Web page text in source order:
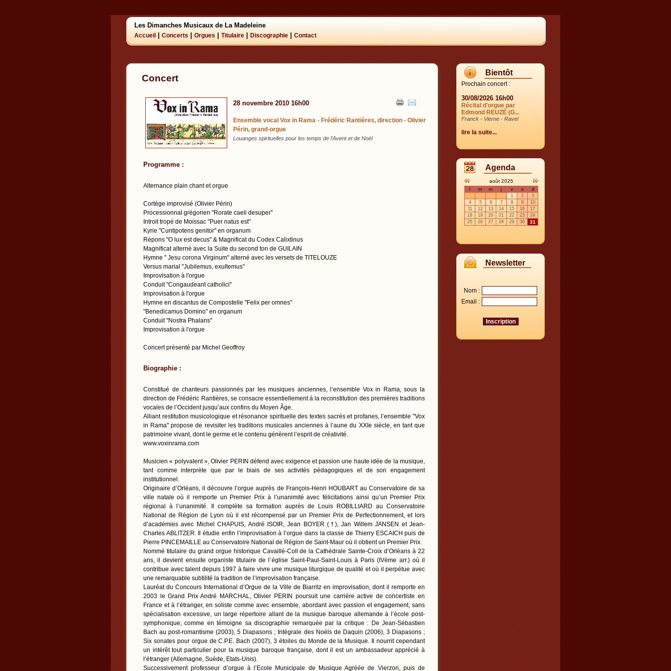
Les Dimanches Musicaux de La Madeleine
Accueil Concerts Orgues Titulaire Discographie Contact
Concert
28 novembre 2010 16h00
Ensemble vocal Vox in Rama - Frédéric Rantières, direction - Olivier
Périn, grand-orgue
Louanges spirituelles pour les temps de l'Avent et de Noël
Programme :
Alternance plain chant et orgue
Cortège improvisé (Olivier Périn)
Processionnal grégorien "Rorate caeli desuper"
Introit tropé de Moissac "Puer natus est"
Kyrie "Cuntipotens genitor" en organum
Répons "O lux est decus" & Magnificat du Codex Calixtinus
Magnificat alterné avec la Suite du second ton de GUILAIN
Hymne " Jesu corona Virginum" alterné avec les versets de TITELOUZE
Versus marial "Jubilemus, exultemus"
Improvisation à l'orgue
Conduit "Congaudeant catholici"
Improvisation à l'orgue
Hymne en discantus de Compostelle "Felix per omnes"
"Benedicamus Domino" en organum
Conduit "Nostra Phalans"
Improvisation à l'orgue
Concert présenté par Michel Geoffroy
Biographie :
Constitué de chanteurs passionnés par les musiques anciennes, l’ensemble Vox in Rama, sous la
direction de Frédéric Rantières, se consacre essentiellement à la reconstitution des premières traditions
vocales de l’Occident jusqu’aux confins du Moyen Âge.
Alliant restitution musicologique et résonance spirituelle des textes sacrés et profanes, l’ensemble "Vox
in Rama" propose de revisiter les traditions musicales anciennes à l’aune du XXIe siècle, en tant que
patrimoine vivant, dont le germe et le contenu génèrent l’esprit de créativité.
www.voxinrama.com
Musicien « polyvalent », Olivier PERIN défend avec exigence et passion une haute idée de la musique,
tant comme interprète que par le biais de ses activités pédagogiques et de son engagement
institutionnel.
Originaire d’Orléans, il découvre l’orgue auprès de François-Henri HOUBART au Conservatoire de sa
ville natale où il remporte un Premier Prix à l’unanimité avec félicitations ainsi qu’un Premier Prix
régional à l’unanimité. Il complète sa formation auprès de Louis ROBILLIARD au Conservatoire
National de Région de Lyon où il est récompensé par un Premier Prix de Perfectionnement, et lors
d’académies avec Michel CHAPUIS, André ISOIR, Jean BOYER (†), Jan Willem JANSEN et Jean-
Charles ABLITZER. Il étudie enfin l’improvisation à l’orgue dans la classe de Thierry ESCAICH puis de
Pierre PINCEMAILLE au Conservatoire National de Région de Saint-Maur où il obtient un Premier Prix.
Nommé titulaire du grand orgue historique Cavaillé-Coll de la Cathédrale Sainte-Croix d’Orléans à 22
ans, il devient ensuite organiste titulaire de l’église Saint-Paul-Saint-Louis à Paris (IVème arr.) où il
contribue avec talent depuis 1997 à faire vivre une musique liturgique de qualité et où il perpétue avec
une remarquable subtilité la tradition de l’improvisation française.
Lauréat du Concours International d’Orgue de la Ville de Biarritz en improvisation, dont il remporte en
2003 le Grand Prix André MARCHAL, Olivier PERIN poursuit une carrière active de concertiste en
France et à l’étranger, en soliste comme avec ensemble, abordant avec passion et engagement, sans
spécialisation excessive, un large répertoire allant de la musique baroque allemande à l’école post-
symphonique, comme en témoigne sa discographie remarquée par la critique : De Jean-Sébastien
Bach au post-romantisme (2003), 5 Diapasons ; Intégrale des Noëls de Daquin (2006), 3 Diapasons ;
Six sonates pour orgue de C.P.E. Bach (2007), 3 étoiles du Monde de la Musique. Il nourrit cependant
un intérêt tout particulier pour la musique baroque française, dont il est un ambassadeur apprécié à
l’étranger (Allemagne, Suède, Etats-Unis).
Successivement professeur d’orgue à l’Ecole Municipale de Musique Agréée de Vierzon, puis de
Bientôt
Prochain concert :
30/08/2026 16h00
Récital d'orgue par
Edmond REUZÉ (G...
Franck - Vierne - Ravel
lire la suite...
Agenda
août 2025
m m j v s
d
1
2
3
4
5 6 7 8 9
10
11
12 13 14 15 16
17
18
19 20 21 22 23
24
25
26 27 28 29 30 31
Newsletter
Nom :
Email :